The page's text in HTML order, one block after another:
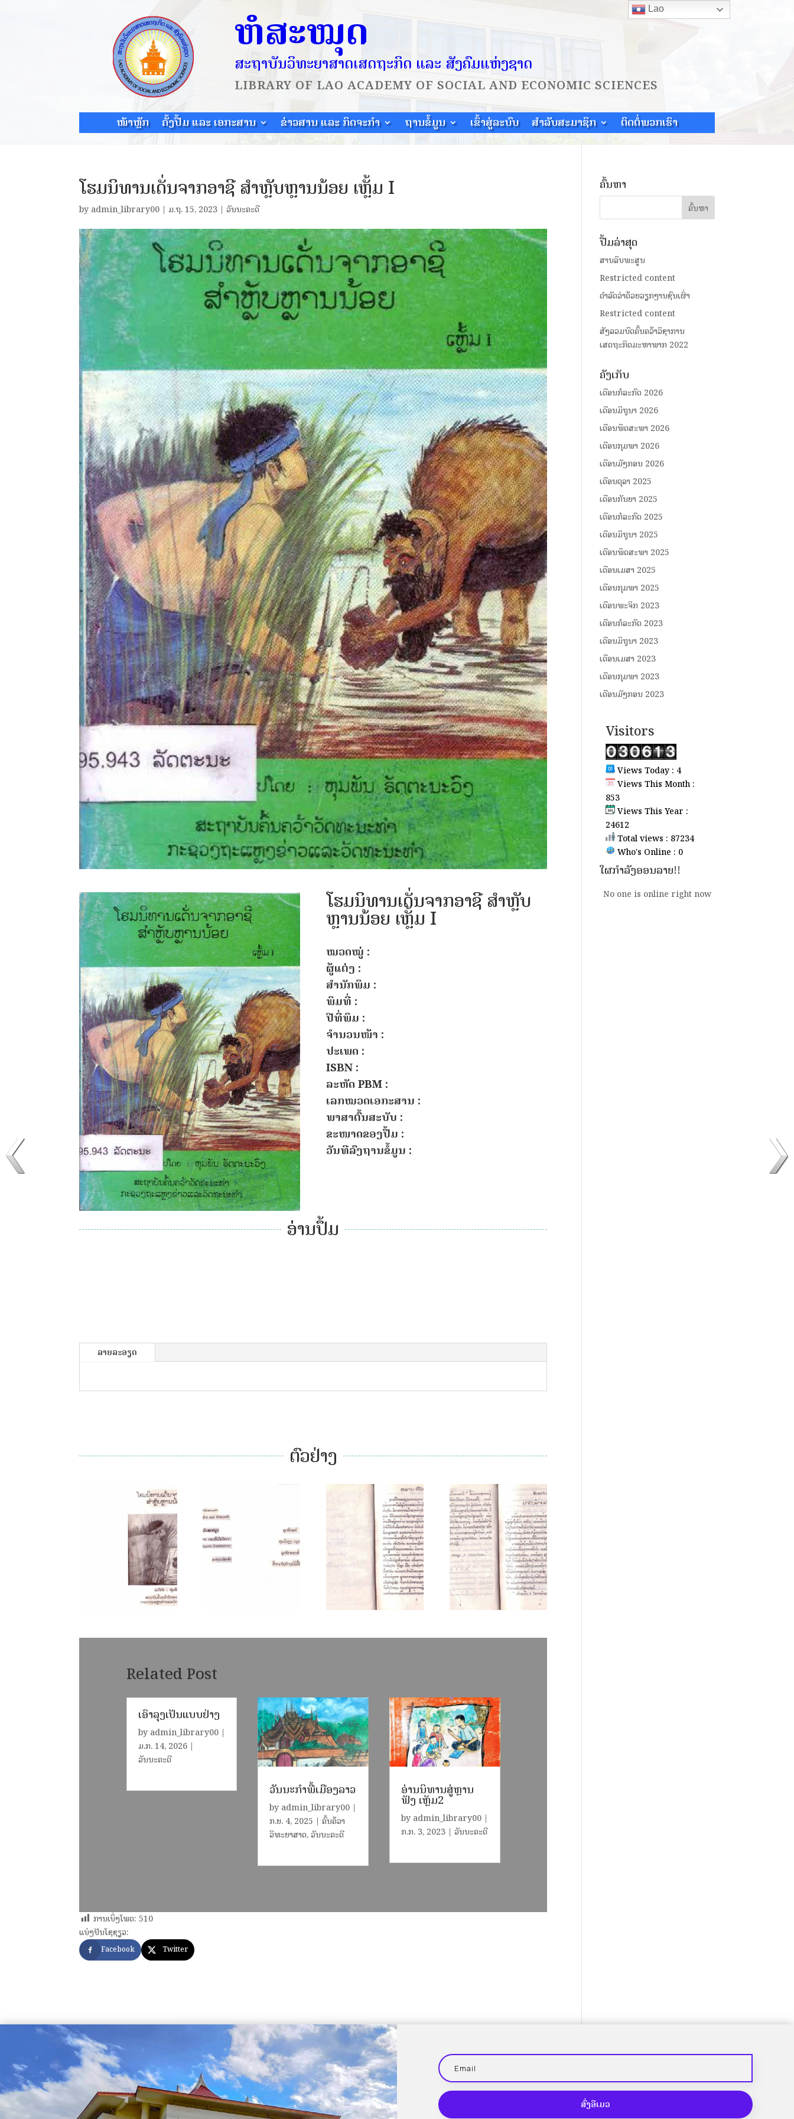
ຫໍສະໝຸດ
ສະຖາບັນວິທະຍາສາດເສດຖະກິດ ແລະ ສັງຄົມແຫ່ງຊາດ
LIBRARY OF LAO ACADEMY OF SOCIAL AND ECONOMIC SCIENCES
ໜ້າຫຼັກ ຄັ້ງປື້ມ ແລະ ເອກະສານ ຂ່າວສານ ແລະ ກິດຈະກຳ ຖານຂໍ້ມູນ ເຂົ້າສູ່ລະບົບ ສຳລັບສະມາຊິກ ຕິດຕໍ່ພວກເຮົາ
ໂຮມນິທານເດັ່ນຈາກອາຊີ ສຳຫຼັບຫຼານນ້ອຍ ເຫຼັ້ມ I
by admin_library00 |ມ.ຖ. 15, 2023 |ວັນນະຄະດີ
ໂຮມນິທານເດັ່ນຈາກອາຊີ ສຳຫຼັບ
ຫຼານນ້ອຍ ເຫຼັ້ມ I
ໝວດໝູ່ :
ຜູ້ແຕ່ງ :
ສຳນັກພິມ :
ພິມທີ່ :
ປີທີ່ພິມ :
ຈຳນວນໜ້າ :
ປະເພດ :
ISBN :
ລະຫັດ PBM :
ເລກໝວດເອກະສານ :
ພາສາຕົ້ນສະບັບ :
ຂະໜາດຂອງປື້ມ :
ວັນທີລົງຖານຂໍ້ມູນ :
ອ່ານປຶ້ມ
ລາຍລະອຽດ
ຕົວຢ່າງ
Related Post
ເອົາລຸງເປັນແບບຢ່າງ
by admin_library00|
ມ.ກ. 14, 2026|
ວັນນະຄະດີ
ວັນນະກຳພື້ເມືອງລາວ
by admin_library00 |
ກ.ຍ. 4, 2025 |ຄົ້ນຄ້ວາ
ວິທະຍາສາດ,ວັນນະຄະດີ
ອ່ານນິທານສູ່ຫຼານ
ຟັງ ເຫຼັມ2
by admin_library00|
​ກ.ກ. 3, 2023| ວັນນະຄະດີ
ການເບິ່ງໂພດ: 510
ແບ່ງປັນໂຊຊຽວ:
Facebook Twitter
ຄົ້ນຫາ
ປື້ມລ່າສຸດ
ສານລຶບພະສູນ
Restricted content
ດໍາລັດວ່າດ້ວຍວຽກງານຊົນເຜົ່າ
Restricted content
ສັງລວມບົດຄົ້ນຄວ້າວິຊາການ
ເສດຖະກິດມະຫາພາກ 2022
ຄັງເກັບ
ເດືອນກໍລະກົດ 2026
ເດືອນມິຖຸນາ 2026
ເດືອນພຶດສະພາ 2026
ເດືອນກຸມພາ 2026
ເດືອນມັງກອນ 2026
ເດືອນຕຸລາ 2025
ເດືອນກັນຍາ 2025
ເດືອນກໍລະກົດ 2025
ເດືອນມິຖຸນາ 2025
ເດືອນພຶດສະພາ 2025
ເດືອນເມສາ 2025
ເດືອນກຸມພາ 2025
ເດືອນພະຈິກ 2023
ເດືອນກໍລະກົດ 2023
ເດືອນມິຖຸນາ 2023
ເດືອນເມສາ 2023
ເດືອນກຸມພາ 2023
ເດືອນມັງກອນ 2023
Visitors
Views Today : 4
Views This Month :
853
Views This Year :
24612
Total views : 87234
Who's Online : 0
ໃຜກຳລັງອອນລາຍ!!
No one is online right now
ສົ່ງອີເມວ
Lao